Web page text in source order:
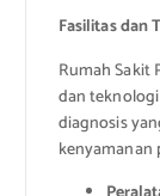
Fasilitas dan
Rumah
dan
diagnosis
kenyamanan